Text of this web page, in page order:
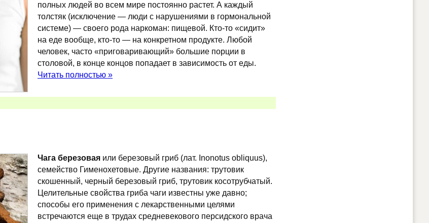
полных людей во всем мире постоянно растет. А каждый
толстяк (исключение — люди с нарушениями в гормональной
системе) — своего рода наркоман: пищевой. Кто-то «сидит»
на еде вообще, кто-то — на конкретном продукте. Любой
человек, часто «приговаривающий» большие порции в
столовой, в конце концов попадает в зависимость от еды.
Читать полностью »
Чага березовая или березовый гриб (лат. Inonotus obliquus),
семейство Гименохетовые. Другие названия: трутовик
скошенный, черный березовый гриб, трутовик косотрубчатый.
Целительные свойства гриба чаги известны уже давно;
способы его применения с лекарственными целями
встречаются еще в трудах средневекового персидского врача